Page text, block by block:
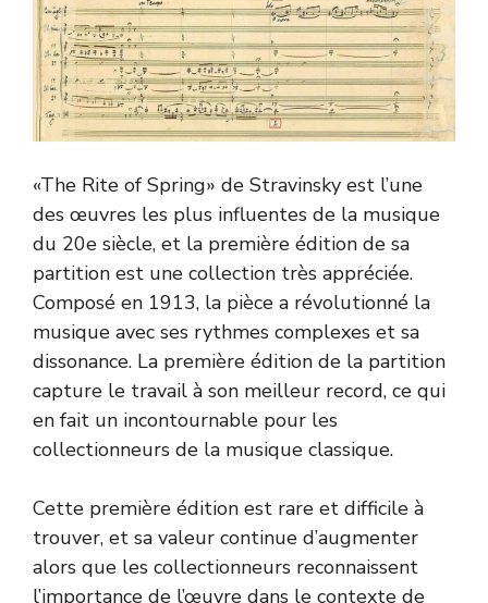
«The Rite of Spring» de Stravinsky est l’une
des œuvres les plus influentes de la musique
du 20e siècle, et la première édition de sa
partition est une collection très appréciée.
Composé en 1913, la pièce a révolutionné la
musique avec ses rythmes complexes et sa
dissonance. La première édition de la partition
capture le travail à son meilleur record, ce qui
en fait un incontournable pour les
collectionneurs de la musique classique.
Cette première édition est rare et difficile à
trouver, et sa valeur continue d’augmenter
alors que les collectionneurs reconnaissent
l’importance de l’œuvre dans le contexte de